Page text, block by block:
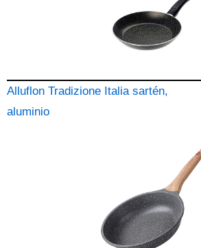
Alluflon Tradizione Italia sartén,
aluminio